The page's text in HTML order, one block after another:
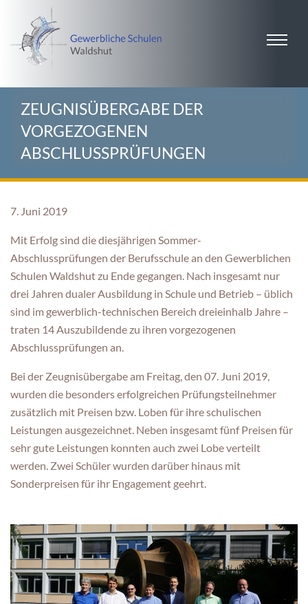
ZEUGNISÜBERGABE DER
VORGEZOGENEN
ABSCHLUSSPRÜFUNGEN
7. Juni 2019
Mit Erfolg sind die diesjährigen Sommer-
Abschlussprüfungen der Berufsschule an den Gewerblichen
Schulen Waldshut zu Ende gegangen. Nach insgesamt nur
drei Jahren dualer Ausbildung in Schule und Betrieb – üblich
sind im gewerblich-technischen Bereich dreieinhalb Jahre –
traten 14 Auszubildende zu ihren vorgezogenen
Abschlussprüfungen an.
Bei der Zeugnisübergabe am Freitag, den 07. Juni 2019,
wurden die besonders erfolgreichen Prüfungsteilnehmer
zusätzlich mit Preisen bzw. Loben für ihre schulischen
Leistungen ausgezeichnet. Neben insgesamt fünf Preisen für
sehr gute Leistungen konnten auch zwei Lobe verteilt
werden. Zwei Schüler wurden darüber hinaus mit
Sonderpreisen für ihr Engagement geehrt.